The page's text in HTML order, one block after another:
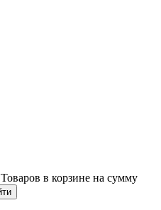
Товаров в корзине на сумму